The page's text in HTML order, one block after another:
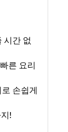
시간 없
른 요리
손쉽게
!